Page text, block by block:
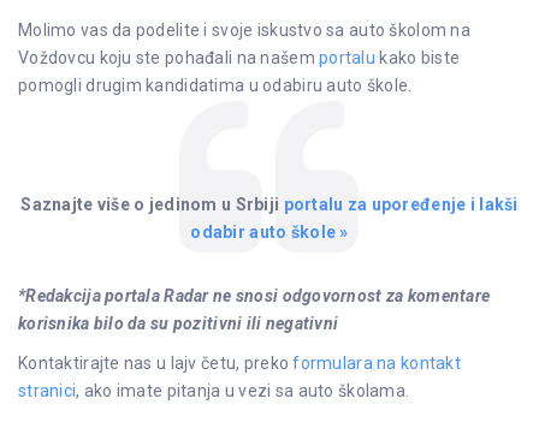
Molimo vas da podelite i svoje iskustvo sa auto školom na
Voždovcu koju ste pohađali na našemportalu kako biste
pomogli drugim kandidatima u odabiru auto škole.
Saznajte više o jedinom u Srbiji portalu za upoređenje i lakši
odabir auto škole »
*Redakcija portala Radar ne snosi odgovornost za komentare
korisnika bilo da su pozitivni ili negativni
Kontaktirajte nas u lajv četu, prekoformulara na kontakt
stranici, ako imate pitanja u vezi sa auto školama.